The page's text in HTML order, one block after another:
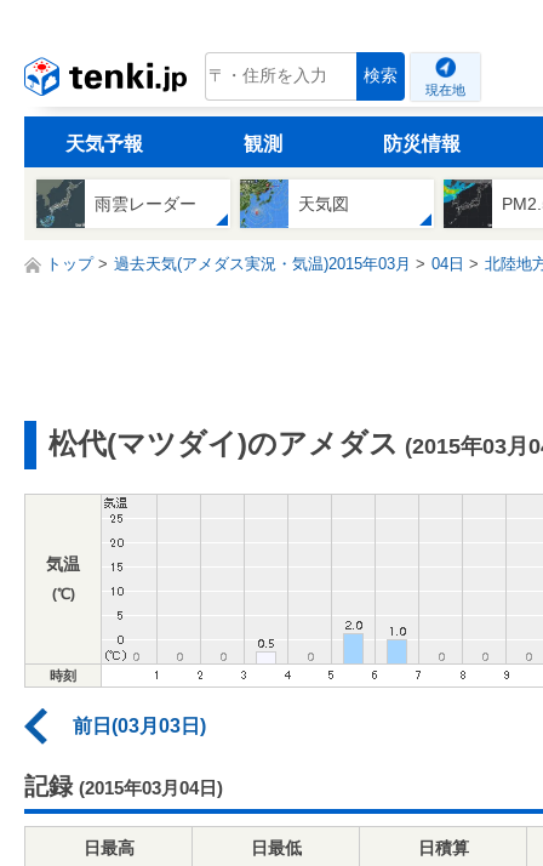
tenki.jp 検索
現在地
天気予報 観測 防災情報
雨雲レーダー 天気図
トップ 過去天気(アメダス実況・気温)2015年03月 04日 北陸地
松代(マツダイ)のアメダス (2015年03月
気温
(℃)
時刻
前日(03月03日)
記録 (2015年03月04日)
日最高
日最低
日積算